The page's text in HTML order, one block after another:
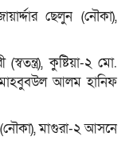
ছেলুন (নৌকা),
কুষ্টিয়া-২ মো.
মাহবুবউল আলম হানিফ
মাগুরা-২ আসনে